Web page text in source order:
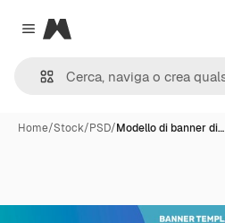
Close menu
Magnific
Home/Stock/PSD/Modello di banner di…